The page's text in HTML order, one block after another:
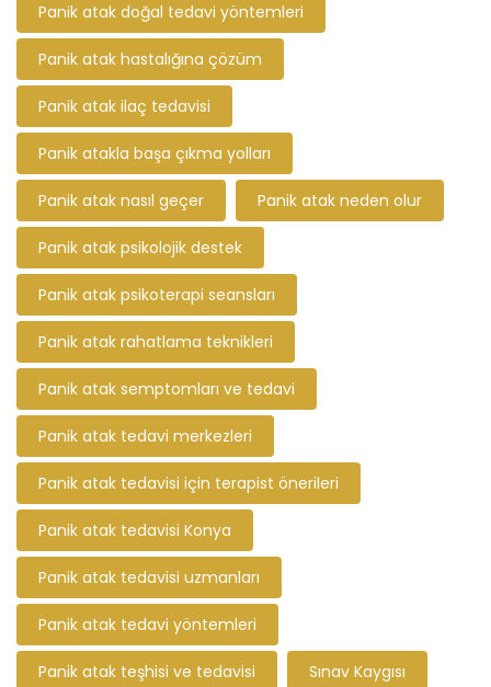
Panik atak doğal tedavi yöntemleri
Panik atak hastalığına çözüm
Panik atak ilaç tedavisi
Panik atakla başa çıkma yolları
Panik atak nasıl geçer Panik atak neden olur
Panik atak psikolojik destek
Panik atak psikoterapi seansları
Panik atak rahatlama teknikleri
Panik atak semptomları ve tedavi
Panik atak tedavi merkezleri
Panik atak tedavisi için terapist önerileri
Panik atak tedavisi Konya
Panik atak tedavisi uzmanları
Panik atak tedavi yöntemleri
Panik atak teşhisi ve tedavisi Sınav Kaygısı